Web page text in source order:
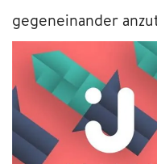
gegeneinander